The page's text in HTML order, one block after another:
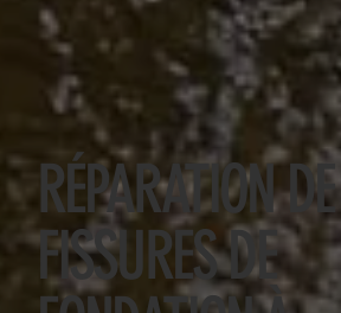
RÉPARATION DE
FISSURES DE